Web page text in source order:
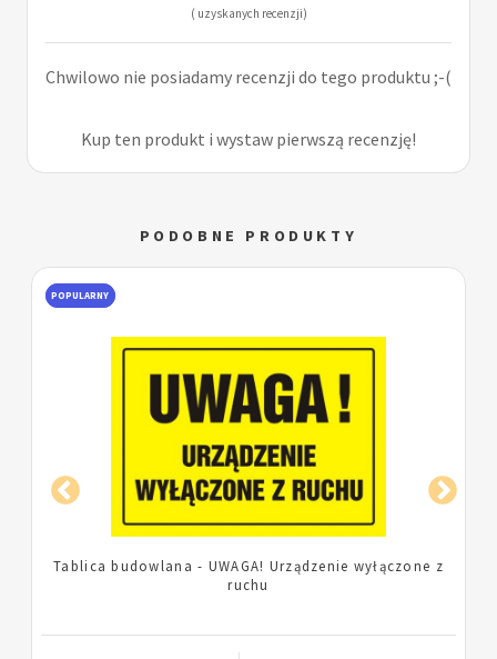
( uzyskanych recenzji)
Chwilowo nie posiadamy recenzji do tego produktu ;-(
Kup ten produkt i wystaw pierwszą recenzję!
PODOBNE PRODUKTY
POPULARNY
Tablica budowlana - UWAGA! Urządzenie wyłączone z
ruchu